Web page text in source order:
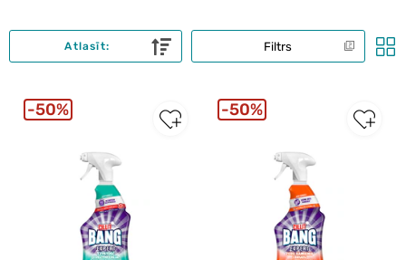
Filtrs
Atlasīt:
50% 50%